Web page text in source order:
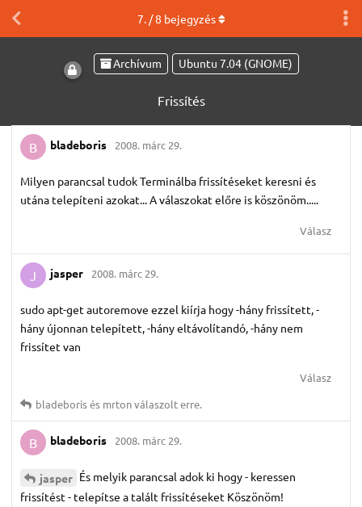
Archívum Ubuntu 7.04 (GNOME)
Frissítés
7. /8 bejegyzés
B bladeboris 2008. márc 29.
Milyen parancsal tudok Terminálba frissítéseket keresni és
utána telepíteni azokat... A válaszokat előre is köszönöm.....
Válasz
J jasper 2008. márc 29.
sudo apt-get autoremove ezzel kiírja hogy -hány frissített, -
hány újonnan telepített, -hány eltávolítandó, -hány nem
frissítet van
Válasz
bladeborisés mrtonválaszolt erre.
B bladeboris 2008. márc 29.
jasper És melyik parancsal adok ki hogy - keressen
frissítést - telepítse a talált frissítéseket Köszönöm!